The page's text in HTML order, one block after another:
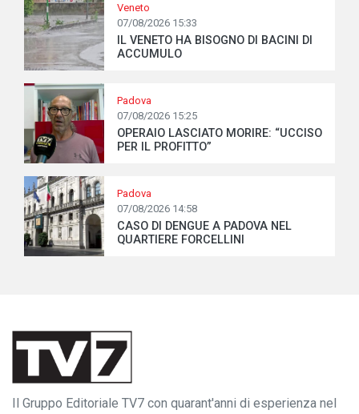
Veneto
07/08/2026 15:33
IL VENETO HA BISOGNO DI BACINI DI
ACCUMULO
Padova
07/08/2026 15:25
OPERAIO LASCIATO MORIRE: “UCCISO
PER IL PROFITTO”
Padova
07/08/2026 14:58
CASO DI DENGUE A PADOVA NEL
QUARTIERE FORCELLINI
Il Gruppo Editoriale TV7 con quarant'anni di esperienza nel